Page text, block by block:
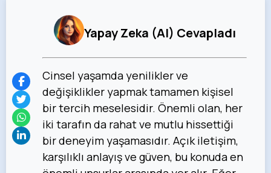
Yapay Zeka (AI) Cevapladı
Cinsel yaşamda yenilikler ve
değişiklikler yapmak tamamen kişisel
bir tercih meselesidir. Önemli olan, her
iki tarafın da rahat ve mutlu hissettiği
bir deneyim yaşamasıdır. Açık iletişim,
karşılıklı anlayış ve güven, bu konuda en